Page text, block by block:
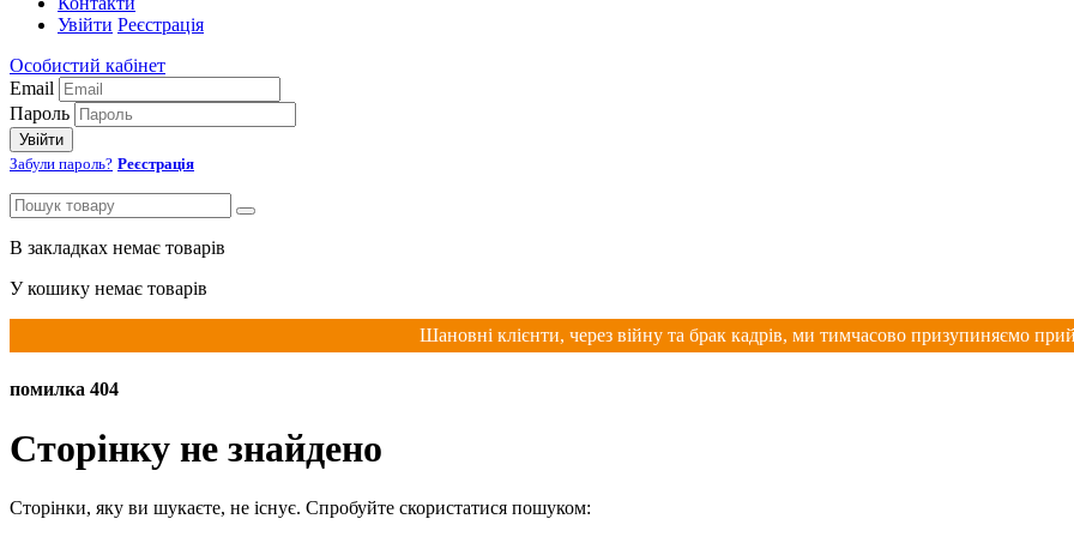
Увійти Реєстрація
Особистий кабінет
Email
Пароль
Увійти
Забули пароль? Реєстрація
В закладках немає товарів
У кошику немає товарів
Шановні клієнти, через війну та брак кадрів, ми тимчасово призупиняємо
помилка 404
Сторінку не знайдено
Сторінки, яку ви шукаєте, не існує. Спробуйте скористатися пошуком: